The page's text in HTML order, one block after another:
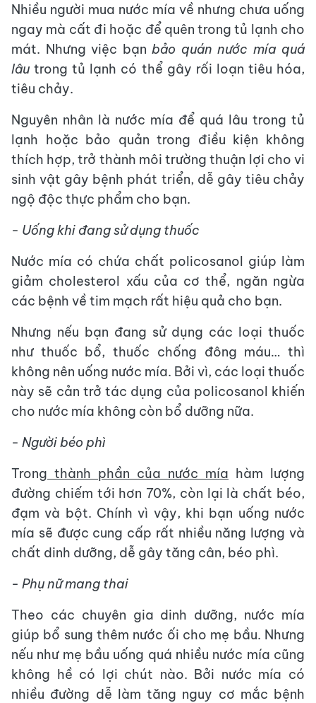
Nhiều người mua nước mía về nhưng chưa uống
ngay mà cất đi hoặc để quên trong tủ lạnh cho
mát. Nhưng việc bạn bảo quán nước mía quá
lâu trong tủ lạnh có thể gây rối loạn tiêu hóa,
tiêu chảy.
Nguyên nhân là nước mía để quá lâu trong tủ
lạnh hoặc bảo quản trong điều kiện không
thích hợp, trở thành môi trường thuận lợi cho vi
sinh vật gây bệnh phát triển, dễ gây tiêu chảy
ngộ độc thực phẩm cho bạn.
- Uống khi đang sử dụng thuốc
Nước mía có chứa chất policosanol giúp làm
giảm cholesterol xấu của cơ thể, ngăn ngừa
các bệnh về tim mạch rất hiệu quả cho bạn.
Nhưng nếu bạn đang sử dụng các loại thuốc
như thuốc bổ, thuốc chống đông máu… thì
không nên uống nước mía. Bởi vì, các loại thuốc
này sẽ cản trở tác dụng của policosanol khiến
cho nước mía không còn bổ dưỡng nữa.
- Người béo phì
Trong thành phần của nước mía hàm lượng
đường chiếm tới hơn 70%, còn lại là chất béo,
đạm và bột. Chính vì vậy, khi bạn uống nước
mía sẽ được cung cấp rất nhiều năng lượng và
chất dinh dưỡng, dễ gây tăng cân, béo phì.
- Phụ nữ mang thai
Theo các chuyên gia dinh dưỡng, nước mía
giúp bổ sung thêm nước ối cho mẹ bầu. Nhưng
nếu như mẹ bầu uống quá nhiều nước mía cũng
không hề có lợi chút nào. Bởi nước mía có
nhiều đường dễ làm tăng nguy cơ mắc bệnh